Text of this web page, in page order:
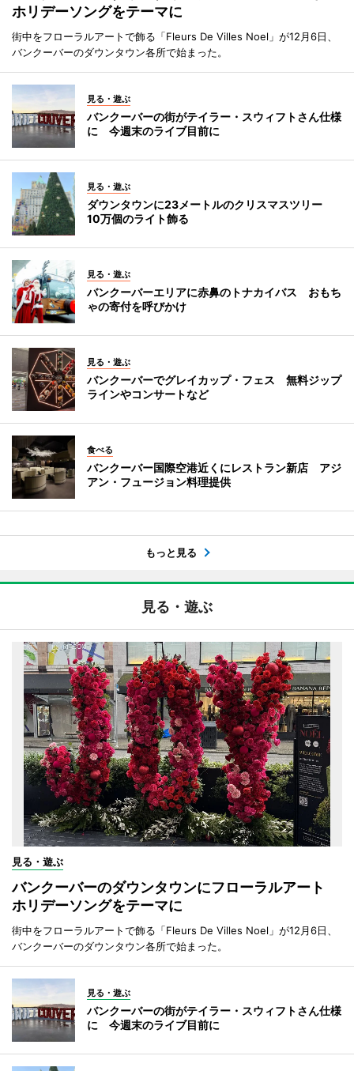
ホリデーソングをテーマに
街中をフローラルアートで飾る「Fleurs De Villes Noel」が12月6日、
バンクーバーのダウンタウン各所で始まった。
見る・遊ぶ
バンクーバーの街がテイラー・スウィフトさん仕様
に 今週末のライブ目前に
見る・遊ぶ
ダウンタウンに23メートルのクリスマスツリー
10万個のライト飾る
見る・遊ぶ
バンクーバーエリアに赤鼻のトナカイバス おもち
ゃの寄付を呼びかけ
見る・遊ぶ
バンクーバーでグレイカップ・フェス 無料ジップ
ラインやコンサートなど
食べる
バンクーバー国際空港近くにレストラン新店 アジ
アン・フュージョン料理提供
もっと見る
見る・遊ぶ
見る・遊ぶ
バンクーバーのダウンタウンにフローラルアート
ホリデーソングをテーマに
街中をフローラルアートで飾る「Fleurs De Villes Noel」が12月6日、
バンクーバーのダウンタウン各所で始まった。
見る・遊ぶ
バンクーバーの街がテイラー・スウィフトさん仕様
に 今週末のライブ目前に